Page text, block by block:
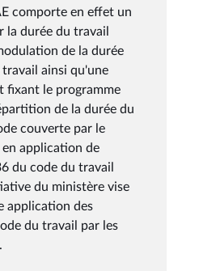
comporte en effet un
la durée du travail
de la durée
ainsi qu'une
fixant le programme
de la durée du
couverte par le
application de
du code du travail
du ministère vise
application des
du travail par les